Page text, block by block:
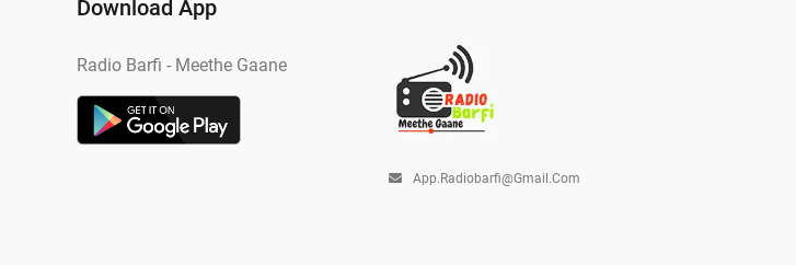
Download App
Radio Barfi - Meethe Gaane
App.radiobarfi@gmail.com